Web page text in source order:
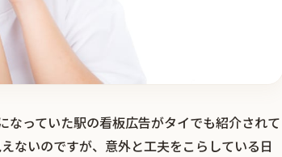
っていた駅の看板広告がタイでも紹介されて
ないのですが、意外と工夫をこらしている日